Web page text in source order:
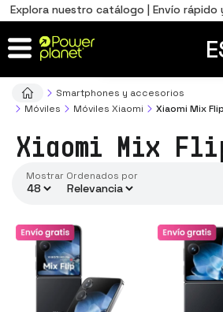
Explora nuestro catálogo | Envío rápido
Smartphones y accesorios
Móviles
Móviles Xiaomi Xiaomi Mix Flip
Xiaomi Mix
Mostrar ordenados por
memoria internaPortuguês